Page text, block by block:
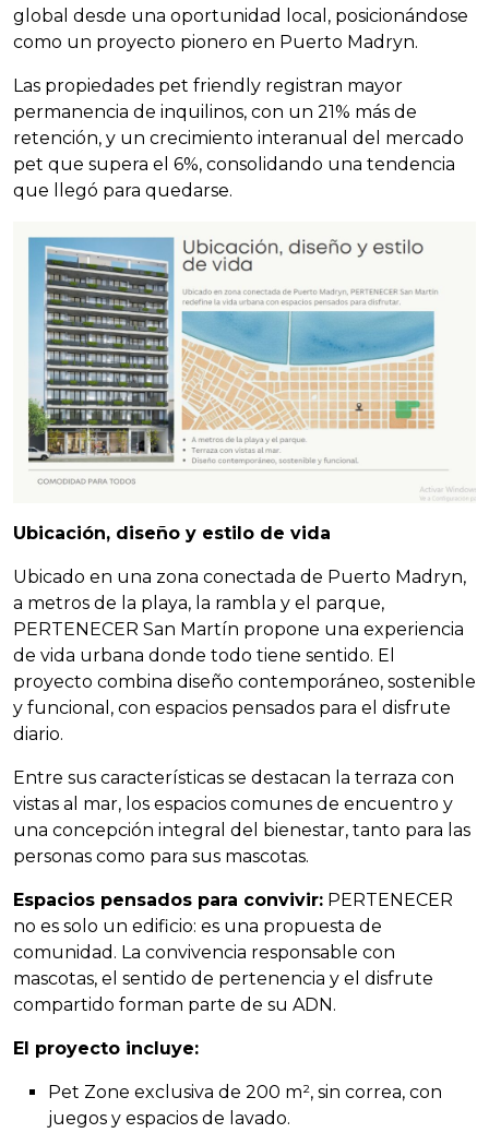
global desde una oportunidad local, posicionándose
como un proyecto pionero en Puerto Madryn.
Las propiedades pet friendly registran mayor
permanencia de inquilinos, con un 21% más de
retención, y un crecimiento interanual del mercado
pet que supera el 6%, consolidando una tendencia
que llegó para quedarse.
Ubicación, diseño y estilo de vida
Ubicado en una zona conectada de Puerto Madryn,
a metros de la playa, la rambla y el parque,
PERTENECER San Martín propone una experiencia
de vida urbana donde todo tiene sentido. El
proyecto combina diseño contemporáneo, sostenible
y funcional, con espacios pensados para el disfrute
diario.
Entre sus características se destacan la terraza con
vistas al mar, los espacios comunes de encuentro y
una concepción integral del bienestar, tanto para las
personas como para sus mascotas.
Espacios pensados para convivir: PERTENECER
no es solo un edificio: es una propuesta de
comunidad. La convivencia responsable con
mascotas, el sentido de pertenencia y el disfrute
compartido forman parte de su ADN.
El proyecto incluye:
Pet Zone exclusiva de 200 m², sin correa, con
juegos y espacios de lavado.